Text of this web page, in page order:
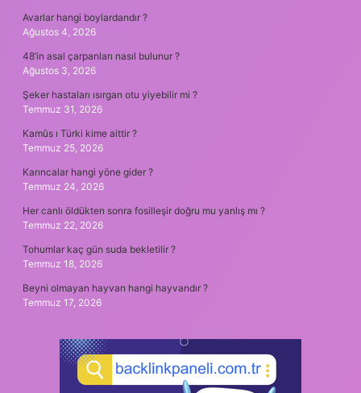
Avarlar hangi boylardandır ?
Ağustos 4, 2026
48’in asal çarpanları nasıl bulunur ?
Ağustos 3, 2026
Şeker hastaları ısırgan otu yiyebilir mi ?
Temmuz 31, 2026
Kamûs ı Türki kime aittir ?
Temmuz 25, 2026
Karıncalar hangi yöne gider ?
Temmuz 24, 2026
Her canlı öldükten sonra fosilleşir doğru mu yanlış mı ?
Temmuz 22, 2026
Tohumlar kaç gün suda bekletilir ?
Temmuz 18, 2026
Beyni olmayan hayvan hangi hayvandır ?
Temmuz 17, 2026